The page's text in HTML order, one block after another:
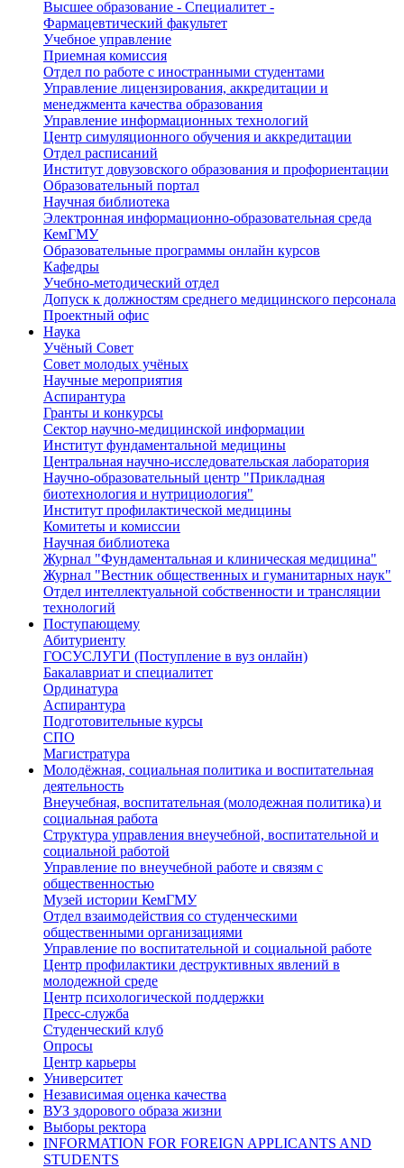
Высшее образование - Специалитет -
Фармацевтический факультет
Учебное управление
Приемная комиссия
Отдел по работе с иностранными студентами
Управление лицензирования, аккредитации и
менеджмента качества образования
Управление информационных технологий
Центр симуляционного обучения и аккредитации
Отдел расписаний
Институт довузовского образования и профориентации
Образовательный портал
Научная библиотека
Электронная информационно-образовательная среда
КемГМУ
Образовательные программы онлайн курсов
Кафедры
Учебно-методический отдел
Допуск к должностям среднего медицинского персонала
Проектный офис
Наука
Учёный Cовет
Совет молодых учёных
Научные мероприятия
Аспирантура
Гранты и конкурсы
Сектор научно-медицинской информации
Институт фундаментальной медицины
Центральная научно-исследовательская лаборатория
Научно-образовательный центр "Прикладная
биотехнология и нутрициология"
Институт профилактической медицины
Комитеты и комиссии
Научная библиотека
Журнал "Фундаментальная и клиническая медицина"
Журнал "Вестник общественных и гуманитарных наук"
Отдел интеллектуальной собственности и трансляции
технологий
Поступающему
Абитуриенту
ГОСУСЛУГИ (Поступление в вуз онлайн)
Бакалавриат и специалитет
Ординатура
Аспирантура
Подготовительные курсы
СПО
Магистратура
Молодёжная, социальная политика и воспитательная
деятельность
Внеучебная, воспитательная (молодежная политика) и
социальная работа
Структура управления внеучебной, воспитательной и
социальной работой
Управление по внеучебной работе и связям с
общественностью
Музей истории КемГМУ
Отдел взаимодействия со студенческими
общественными организациями
Управление по воспитательной и социальной работе
Центр профилактики деструктивных явлений в
молодежной среде
Центр психологической поддержки
Пресс-служба
Студенческий клуб
Опросы
Центр карьеры
Университет
Независимая оценка качества
ВУЗ здорового образа жизни
Выборы ректора
INFORMATION FOR FOREIGN APPLICANTS AND
STUDENTS